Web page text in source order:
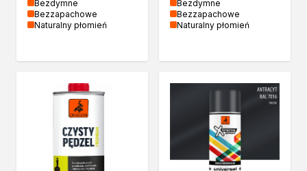
Bezdymne
Bezzapachowe
Naturalny płomień
Bezdymne
Bezzapachowe
Naturalny płomień